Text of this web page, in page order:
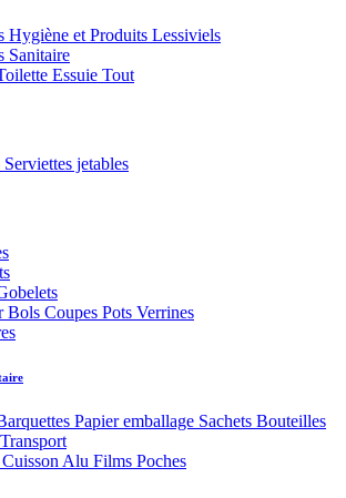
Hygiène et Produits Lessiviels
Sanitaire
Essuie Tout
jetables
Bols Coupes Pots Verrines
Papier emballage Sachets Bouteilles
Cuisson Alu Films Poches